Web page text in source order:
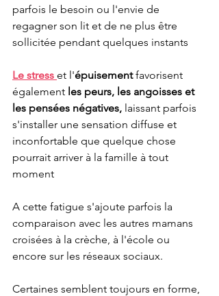
parfois le besoin ou l'envie de
regagner son lit et de ne plus être
sollicitée pendant quelques instants
Le stress et l'épuisement favorisent
également les peurs, les angoisses et
les pensées négatives, laissant parfois
s'installer une sensation diffuse et
inconfortable que quelque chose
pourrait arriver à la famille à tout
moment
A cette fatigue s'ajoute parfois la
comparaison avec les autres mamans
croisées à la crèche, à l'école ou
encore sur les réseaux sociaux.
Certaines semblent toujours en forme,